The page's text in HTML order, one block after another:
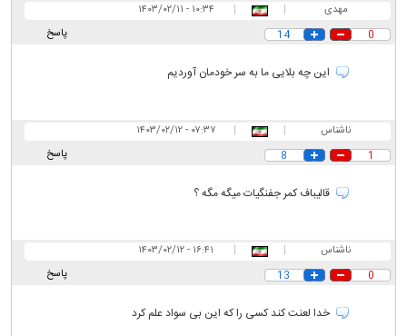
مهدی |
|
۱۰:۳۴ - ۱۴۰۳/۰۲/۱۱
پاسخ
0
14
این چه بلایی ما به سر خودمان آوردیم
ناشناس |
|
۰۷:۳۷ - ۱۴۰۳/۰۲/۱۲
پاسخ
1
8
قالیباف کمر جفنگیات میگه مگه ؟
ناشناس |
|
۱۶:۴۱ - ۱۴۰۳/۰۲/۱۲
پاسخ
0
13
خدا لعنت کند کسی را که این بی سواد علم کرد